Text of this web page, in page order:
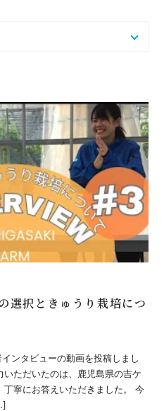
選択ときゅうり栽培につ
ンタビューの動画を投稿しまし
ただいたのは、鹿児島県の吉ケ
寧にお答えいただきました。 今